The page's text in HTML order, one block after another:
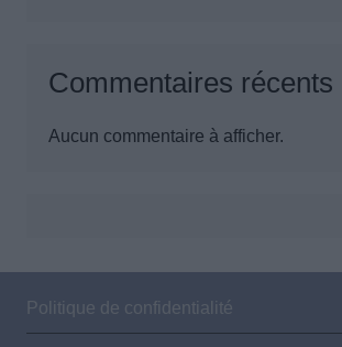
Commentaires récents
Aucun commentaire à afficher.
Politique de confidentialité